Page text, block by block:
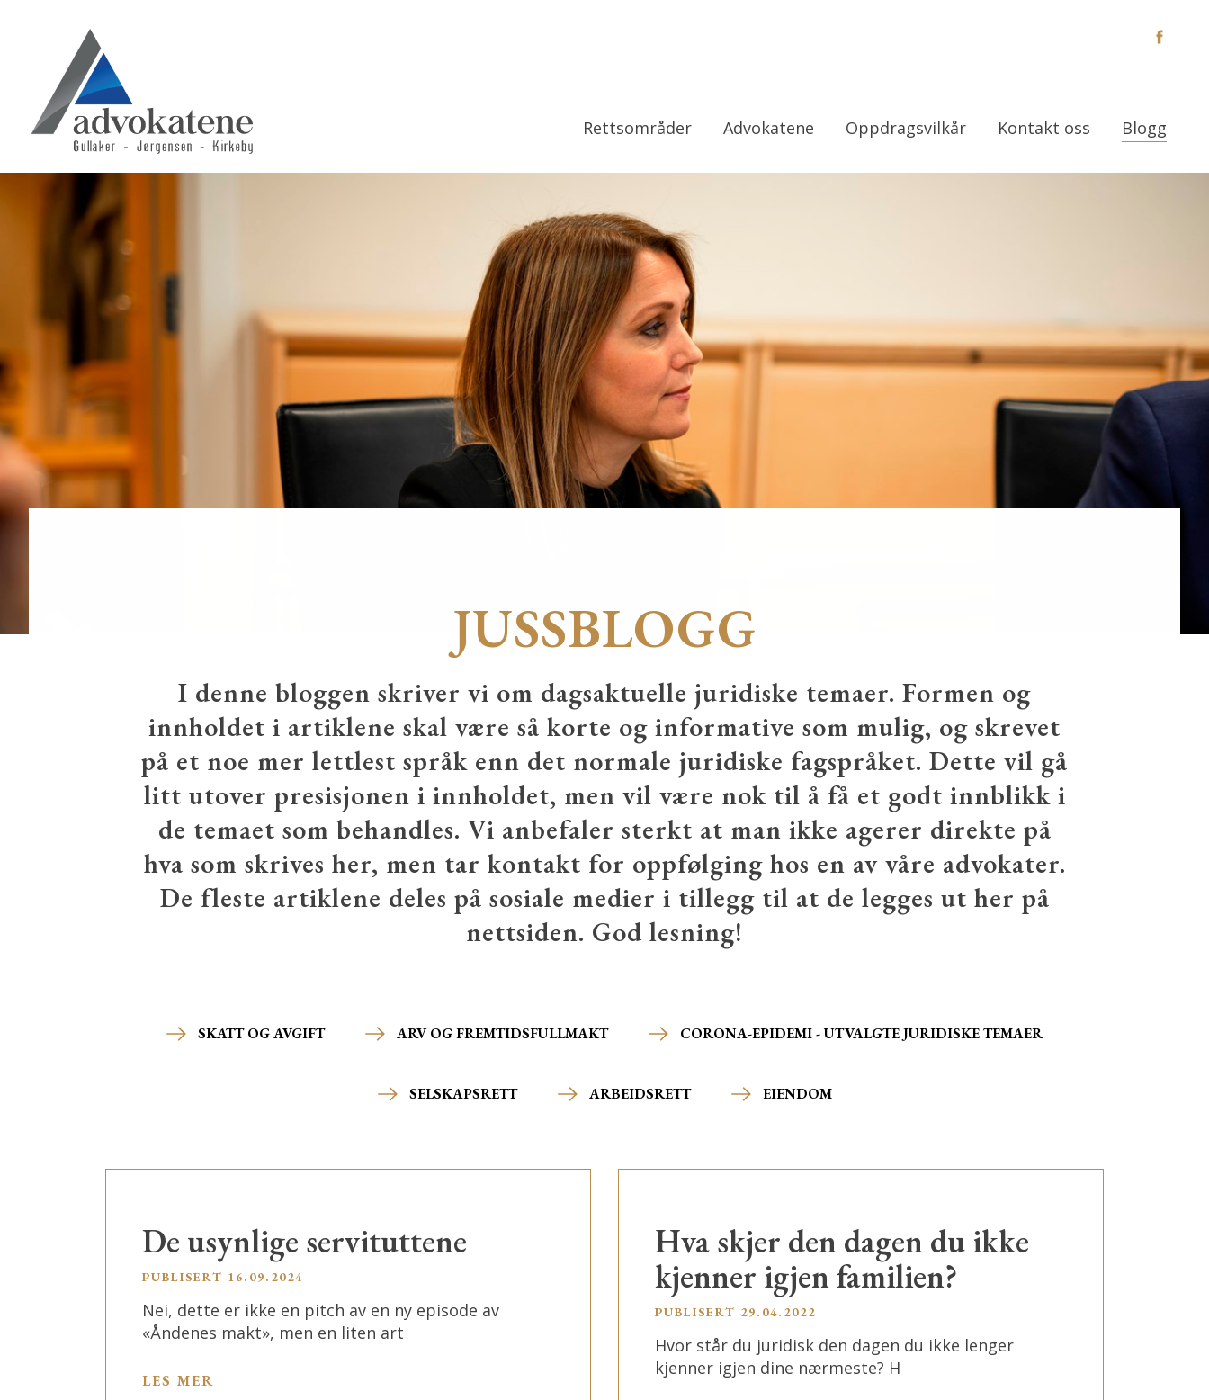
Rettsområder Advokatene Oppdragsvilkår Kontakt oss Blogg
JUSSBLOGG
I denne bloggen skriver vi om dagsaktuelle juridiske temaer. Formen og
innholdet i artiklene skal være så korte og informative som mulig, og skrevet
på et noe mer lettlest språk enn det normale juridiske fagspråket. Dette vil gå
litt utover presisjonen i innholdet, men vil være nok til å få et godt innblikk i
de temaet som behandles. Vi anbefaler sterkt at man ikke agerer direkte på
hva som skrives her, men tar kontakt for oppfølging hos en av våre advokater.
De fleste artiklene deles på sosiale medier i tillegg til at de legges ut her på
nettsiden. God lesning!
SKATT OG AVGIFT ARV OG FREMTIDSFULLMAKT CORONA-EPIDEMI - UTVALGTE JURIDISKE TEMAER
SELSKAPSRETT ARBEIDSRETT EIENDOM
De usynlige servituttene
PUBLISERT 16.09.2024
Nei, dette er ikke en pitch av en ny episode av
«Åndenes makt», men en liten art
LES MER
Hva skjer den dagen du ikke
kjenner igjen familien?
PUBLISERT 29.04.2022
Hvor står du juridisk den dagen du ikke lenger
kjenner igjen dine nærmeste? H